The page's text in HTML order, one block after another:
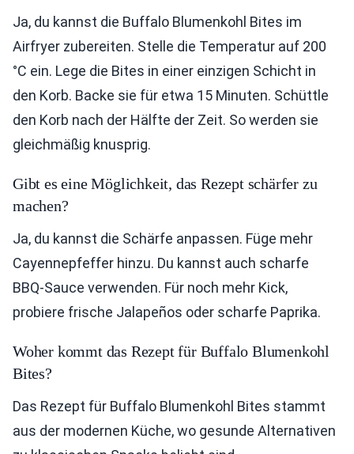
Ja, du kannst die Buffalo Blumenkohl Bites im
Airfryer zubereiten. Stelle die Temperatur auf 200
°C ein. Lege die Bites in einer einzigen Schicht in
den Korb. Backe sie für etwa 15 Minuten. Schüttle
den Korb nach der Hälfte der Zeit. So werden sie
gleichmäßig knusprig.
Gibt es eine Möglichkeit, das Rezept schärfer zu
machen?
Ja, du kannst die Schärfe anpassen. Füge mehr
Cayennepfeffer hinzu. Du kannst auch scharfe
BBQ-Sauce verwenden. Für noch mehr Kick,
probiere frische Jalapeños oder scharfe Paprika.
Woher kommt das Rezept für Buffalo Blumenkohl
Bites?
Das Rezept für Buffalo Blumenkohl Bites stammt
aus der modernen Küche, wo gesunde Alternativen